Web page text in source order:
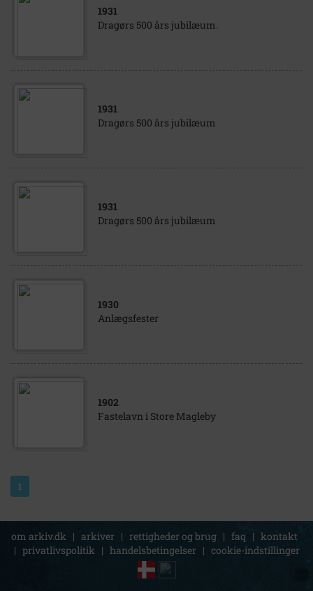
1931
Dragørs 500 års jubilæum.
1931
Dragørs 500 års jubilæum
1931
Dragørs 500 års jubilæum
1930
Anlægsfester
1902
Fastelavn i Store Magleby
1
om arkiv.dk | arkiver | rettigheder og brug | faq | kontakt
| privatlivspolitik | handelsbetingelser | cookie-indstillinger